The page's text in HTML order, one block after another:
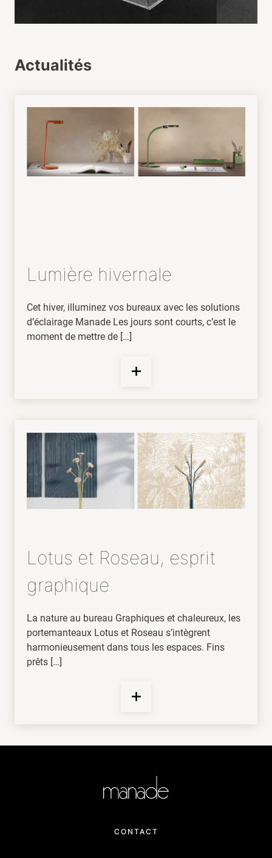
Actualités
Lumière hivernale
Cet hiver, illuminez vos bureaux avec les solutions
d’éclairage Manade Les jours sont courts, c’est le
moment de mettre de […]
Lotus et Roseau, esprit
graphique
La nature au bureau Graphiques et chaleureux, les
portemanteaux Lotus et Roseau s’intègrent
harmonieusement dans tous les espaces. Fins
prêts […]
CONTACT